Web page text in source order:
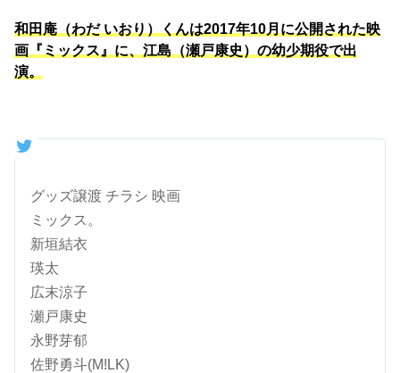
和田庵（わだ いおり）くんは2017年10月に公開された映
画『ミックス』に、江島（瀬戸康史）の幼少期役で出
演。
グッズ譲渡 チラシ 映画
ミックス。
新垣結衣
瑛太
広末涼子
瀬戸康史
永野芽郁
佐野勇斗(M!LK)